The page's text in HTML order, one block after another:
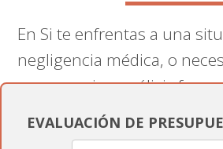
En Si te enfrentas a una
negligencia médica, o
que manejen análisis
registros médicos en
de los Reyes,
EVALUACIÓN DE